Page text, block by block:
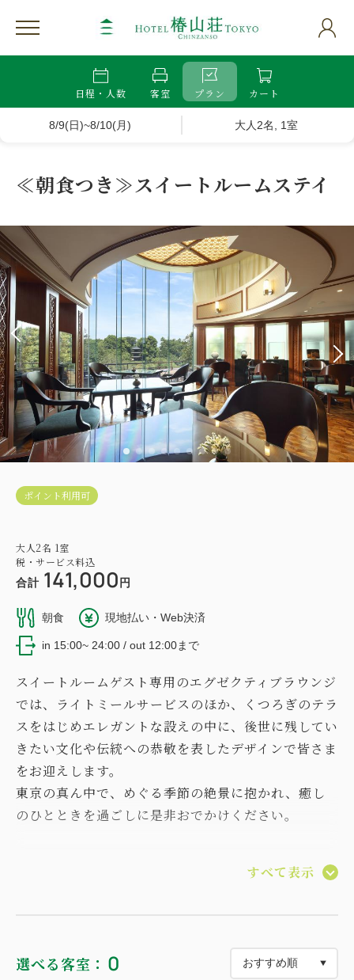
日程・人数 客室 プラン カート
8/9(日)~8/10(月) 大人2名, 1室
≪朝食つき≫スイートルームステイ
ポイント利用可
大人2名 1室
税・サービス料込
合計 141,000 円
朝食 現地払い・Web決済
in 15:00~ 24:00 / out 12:00まで
スイートルームゲスト専用のエグゼクティブラウンジ
では、ライトミールサービスのほか、くつろぎのテラ
スをはじめエレガントな設えの中に、後世に残してい
きたい文化や伝統への恭敬を表したデザインで皆さま
をお迎えします。
東京の真ん中で、めぐる季節の絶景に抱かれ、癒し
のひとときを過ごしに是非おでかけください。
エグゼクティブラウンジ「ル・シエル」 8：30-
10：30
すべて表示
選べる客室： 0